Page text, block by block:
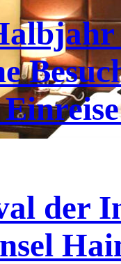
der